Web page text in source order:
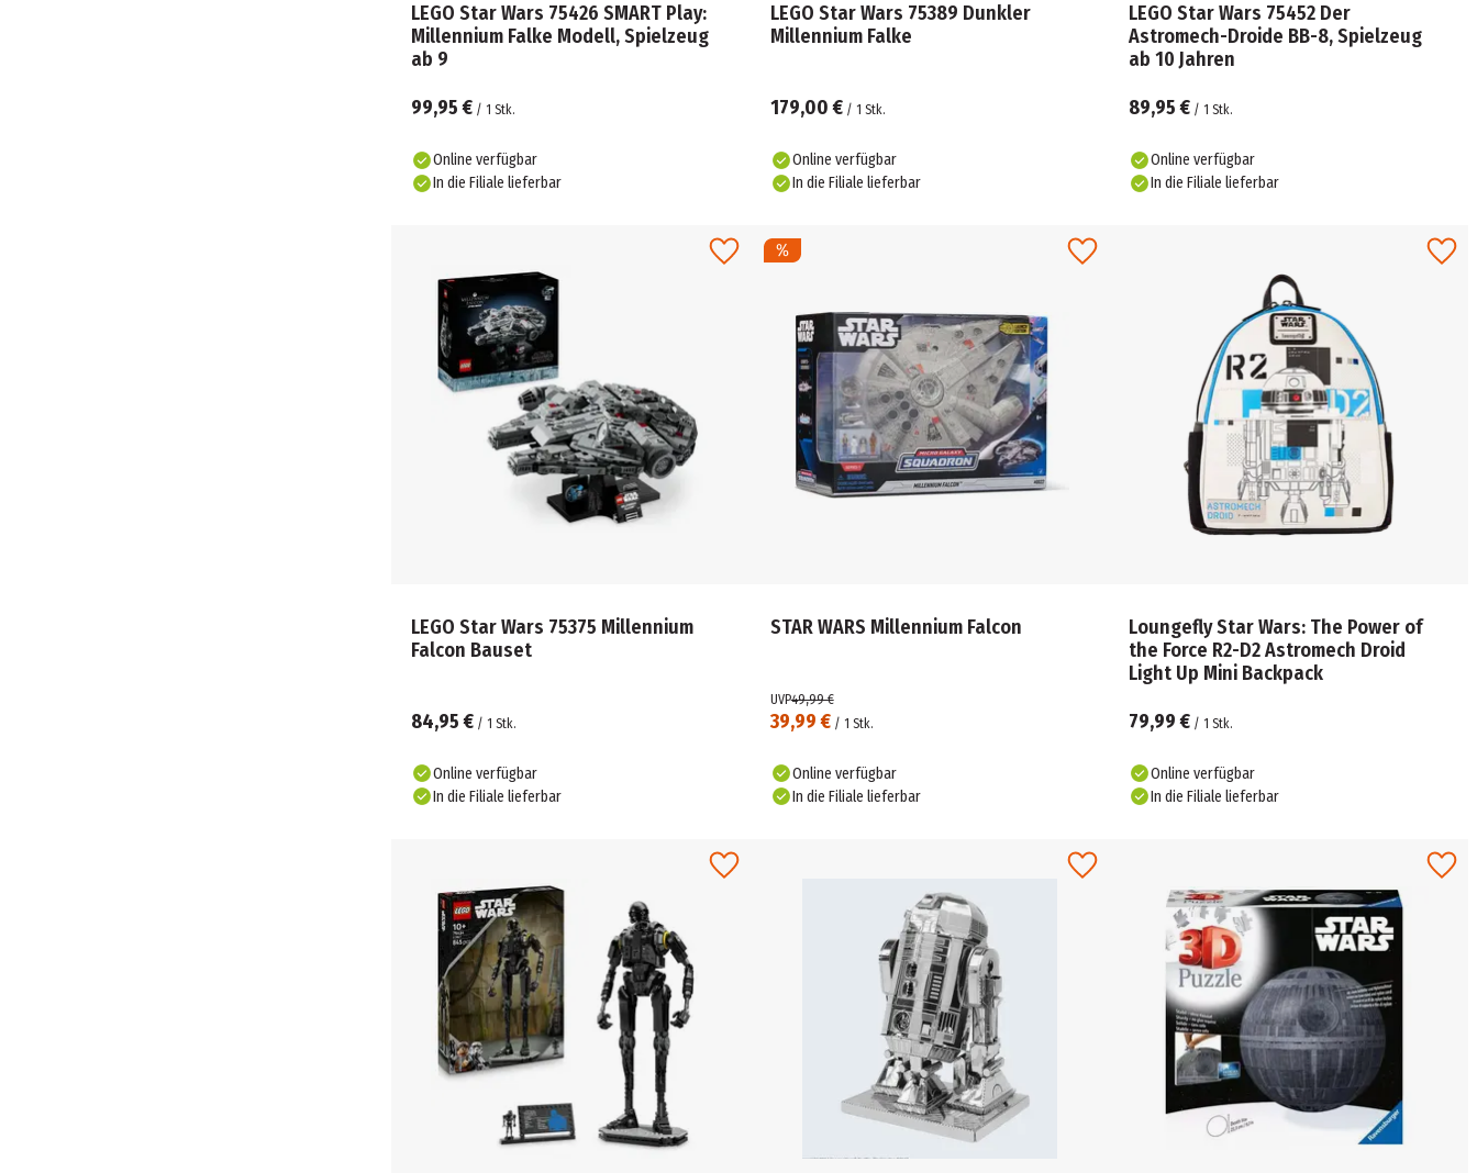
LEGO Star Wars 75426 SMART Play:
Millennium Falke Modell, Spielzeug
ab 9
99,95 € / 1 Stk.
Online verfügbar
In die Filiale lieferbar
LEGO Star Wars 75389 Dunkler
Millennium Falke
179,00 €/ 1 Stk.
Online verfügbar
In die Filiale lieferbar
LEGO Star Wars 75452 Der
Astromech-Droide BB-8, Spielzeug
ab 10 Jahren
89,95 € / 1 Stk.
Online verfügbar
In die Filiale lieferbar
LEGO Star Wars 75375 Millennium
Falcon Bauset
84,95 € / 1 Stk.
Online verfügbar
In die Filiale lieferbar
STAR WARS Millennium Falcon
39,99 €/ 1 Stk.
UVP49,99 €
Online verfügbar
In die Filiale lieferbar
Loungefly Star Wars: The Power of
the Force R2-D2 Astromech Droid
Light Up Mini Backpack
79,99 € / 1 Stk.
Online verfügbar
In die Filiale lieferbar